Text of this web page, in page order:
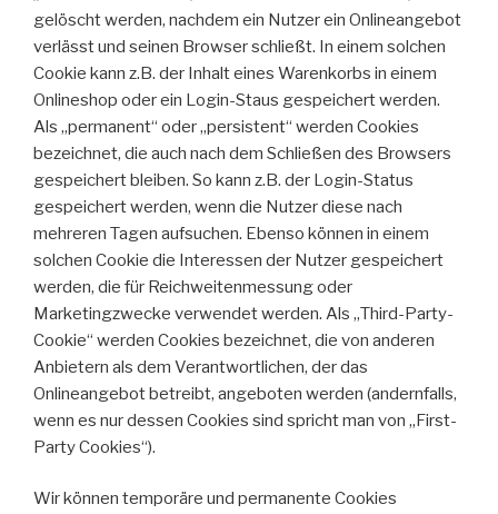
gelöscht werden, nachdem ein Nutzer ein Onlineangebot
verlässt und seinen Browser schließt. In einem solchen
Cookie kann z.B. der Inhalt eines Warenkorbs in einem
Onlineshop oder ein Login-Staus gespeichert werden.
Als „permanent“ oder „persistent“ werden Cookies
bezeichnet, die auch nach dem Schließen des Browsers
gespeichert bleiben. So kann z.B. der Login-Status
gespeichert werden, wenn die Nutzer diese nach
mehreren Tagen aufsuchen. Ebenso können in einem
solchen Cookie die Interessen der Nutzer gespeichert
werden, die für Reichweitenmessung oder
Marketingzwecke verwendet werden. Als „Third-Party-
Cookie“ werden Cookies bezeichnet, die von anderen
Anbietern als dem Verantwortlichen, der das
Onlineangebot betreibt, angeboten werden (andernfalls,
wenn es nur dessen Cookies sind spricht man von „First-
Party Cookies“).
Wir können temporäre und permanente Cookies